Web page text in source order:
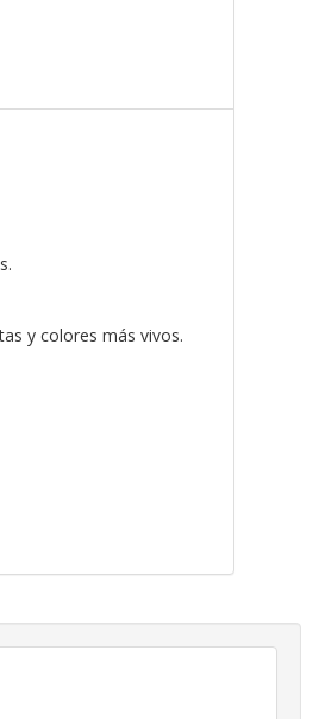
y colores más vivos.